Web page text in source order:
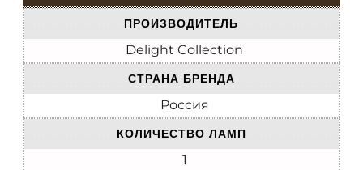
ПРОИЗВОДИТЕЛЬ
Delight Collection
СТРАНА БРЕНДА
Россия
КОЛИЧЕСТВО ЛАМП
1